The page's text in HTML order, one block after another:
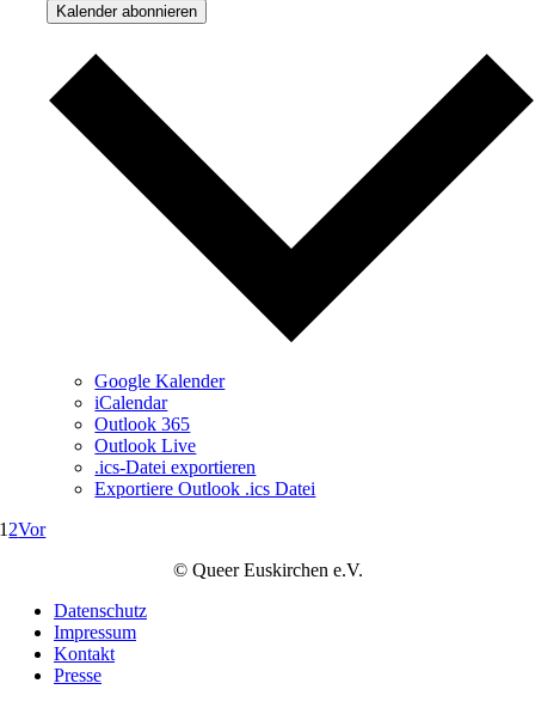
Kalender abonnieren
Google Kalender
iCalendar
Outlook 365
Outlook Live
.ics-Datei exportieren
Exportiere Outlook .ics Datei
1 2Vor
© Queer Euskirchen e.V.
Datenschutz
Impressum
Kontakt
Presse